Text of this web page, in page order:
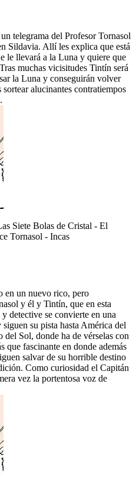
telegrama del Profesor Tornasol
Sildavia. Allí les explica que está
le llevará a la Luna y quiere que
muchas vicisitudes Tintín será
la Luna y conseguirán volver
alucinantes contratiempos
Siete Bolas de Cristal - El
Tornasol - Incas
en un nuevo rico, pero
y él y Tintín, que en esta
detective se convierte en una
su pista hasta América del
del Sol, donde ha de vérselas con
que fascinante en donde además
salvar de su horrible destino
Como curiosidad el Capitán
vez la portentosa voz de